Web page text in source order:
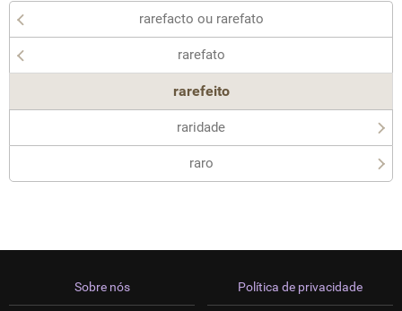
rarefacto ou rarefato
rarefato
rarefeito
raridade
raro
Sobre nós Política de privacidade